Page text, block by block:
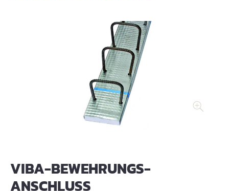
VIBA-BEWEHRUNGS-
ANSCHLUSS